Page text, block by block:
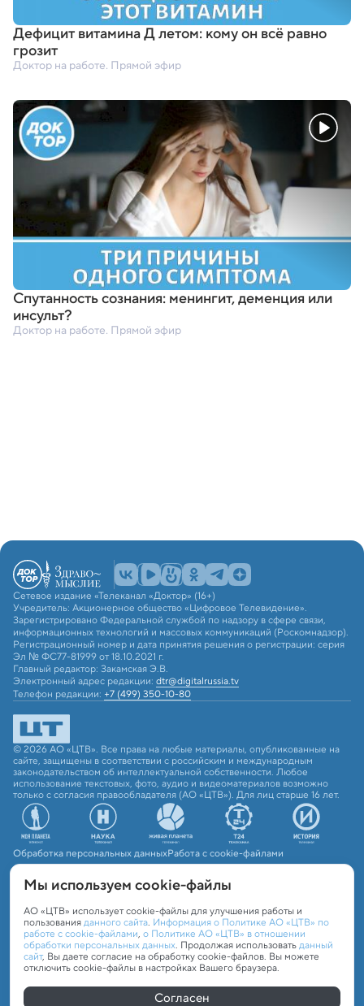
Дефицит витамина Д летом: кому он всё равно
грозит
Доктор на работе. Прямой эфир
Спутанность сознания: менингит,деменция или
инсульт?
Доктор на работе. Прямой эфир
Сетевое издание «Телеканал «Доктор» (16+)
Учредитель: Акционерное общество «Цифровое Телевидение».
Зарегистрировано Федеральной службой по надзору в сфере связи,
информационных технологий и массовых коммуникаций (Роскомнадзор).
Регистрационный номер и дата принятия решения о регистрации: серия
Эл № ФС77-81999 от 18.10.2021 г.
Главный редактор: Закамская Э.В.
Электронный адрес редакции: dtr@digitalrussia.tv
Телефон редакции: +7 (499) 350-10-80
© 2026 АО «ЦТВ». Все права на любые материалы, опубликованные на
сайте, защищены в соответствии с российским и международным
законодательством об интеллектуальной собственности. Любое
использование текстовых, фото, аудио и видеоматериалов возможно
только с согласия правообладателя (АО «ЦТВ»). Для лиц старше 16 лет.
Обработка персональных данныхРабота с cookie-файлами
Мы используем сookie-файлы
АО «ЦТВ» использует cookie-файлы для улучшения работы и
пользованияданного сайта. Информация о Политике АО «ЦТВ» по
работе с cookie-файлами, о Политике АО «ЦТВ» в отношении
обработки персональных данных. Продолжая использоватьданный
сайт, Вы даете согласие на обработку cookie-файлов. Вы можете
отключить cookie-файлы в настройках Вашего браузера.
Согласен